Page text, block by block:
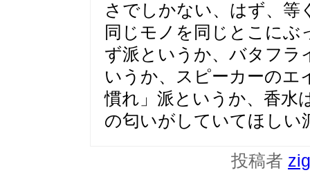
さでしかない、はず、等
同じモノを同じとこに
ず派というか、バタフラ
いうか、スピーカーのエ
慣れ」派というか、香水
の匂いがしていてほしい
投稿者